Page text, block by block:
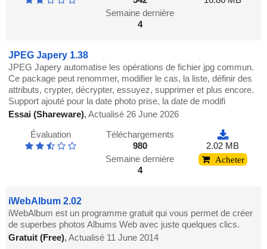
Semaine dernière
4
JPEG Japery 1.38
JPEG Japery automatise les opérations de fichier jpg commun.
Ce package peut renommer, modifier le cas, la liste, définir des
attributs, crypter, décrypter, essuyez, supprimer et plus encore.
Support ajouté pour la date photo prise, la date de modifi
Essai (Shareware),Actualisé 26 June 2026
Évaluation
Téléchargements
980
Semaine dernière
4
2.02 MB
Acheter
iWebAlbum 2.02
iWebAlbum est un programme gratuit qui vous permet de créer
de superbes photos Albums Web avec juste quelques clics.
Gratuit (Free),Actualisé 11 June 2014